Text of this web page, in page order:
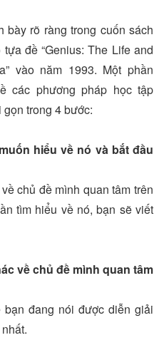
bày rõ ràng trong cuốn sách
đề “Genius: The Life and
vào năm 1993. Một phần
các phương pháp học tập
trong 4 bước:
hiểu về nó và bắt đầu
chủ đề mình quan tâm trên
tìm hiểu về nó, bạn sẽ viết
về chủ đề mình quan tâm
đang nói được diễn giải